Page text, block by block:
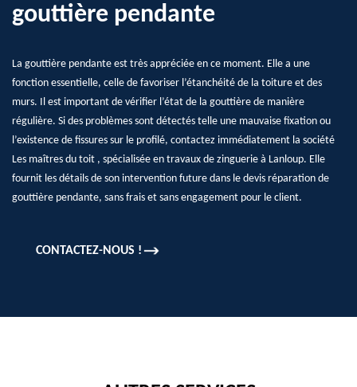
gouttière pendante
La gouttière pendante est très appréciée en ce moment. Elle a une
fonction essentielle, celle de favoriser l’étanchéité de la toiture et des
murs. Il est important de vérifier l’état de la gouttière de manière
régulière. Si des problèmes sont détectés telle une mauvaise fixation ou
l’existence de fissures sur le profilé, contactez immédiatement la société
Les maîtres du toit , spécialisée en travaux de zinguerie à Lanloup. Elle
fournit les détails de son intervention future dans le devis réparation de
gouttière pendante, sans frais et sans engagement pour le client.
CONTACTEZ-NOUS !